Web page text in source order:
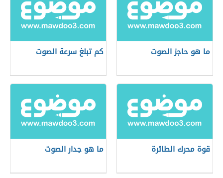
ما هو حاجز الصوت كم تبلغ سرعة الصوت
قوة محرك الطائرة ما هو جدار الصوت